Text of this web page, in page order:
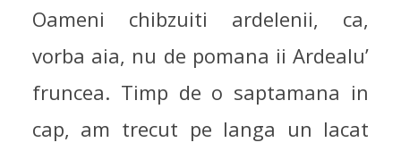
Oameni chibzuiti ardelenii, ca,
vorba aia, nu de pomana ii Ardealu’
fruncea. Timp de o saptamana in
cap, am trecut pe langa un lacat